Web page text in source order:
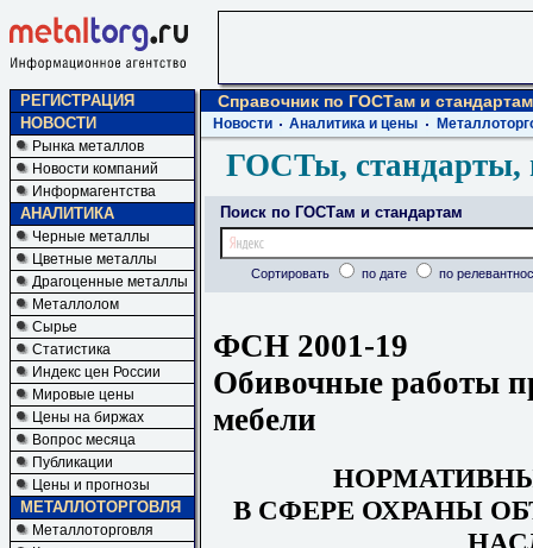
РЕГИСТРАЦИЯ
НОВОСТИ
Рынка металлов
Новости компаний
Информагентства
АНАЛИТИКА
Черные металлы
Цветные металлы
Драгоценные металлы
Металлолом
Сырье
Статистика
Индекс цен России
Мировые цены
Цены на биржах
Вопрос месяца
Публикации
Цены и прогнозы
МЕТАЛЛОТОРГОВЛЯ
Металлоторговля
Справочник по ГОСТам и стандартам
Новости Аналитика и цены
ГОСТы, стандарты,
Поиск по ГОСТам и стандартам
Сортировать по дате по
ФСН 2001-19
Обивочные работы
мебели
В СФЕРЕ ОХРАНЫ